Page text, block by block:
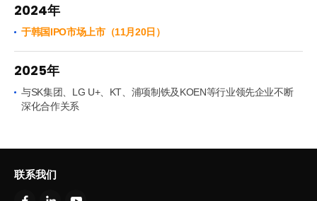
2024年
于韩国IPO市场上市（11月20日）
2025年
与SK集团、LG U+、KT、浦项制铁及KOEN等行业领先企业不断
深化合作关系
联系我们